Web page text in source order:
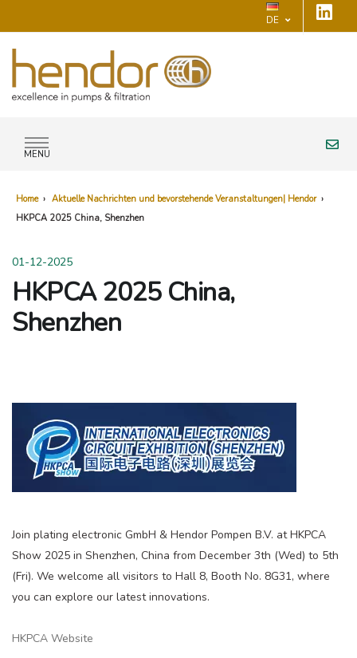
DE
MENU
Home › Aktuelle Nachrichten und bevorstehende Veranstaltungen| Hendor ›
HKPCA 2025 China, Shenzhen
01-12-2025
HKPCA 2025 China,
Shenzhen
Join plating electronic GmbH & Hendor Pompen B.V. at HKPCA
Show 2025 in Shenzhen, China from December 3th (Wed) to 5th
(Fri). We welcome all visitors to Hall 8, Booth No. 8G31, where
you can explore our latest innovations.
HKPCA Website